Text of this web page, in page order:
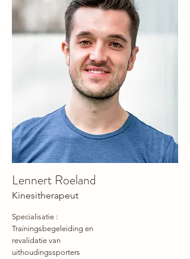
Lennert Roeland
Kinesitherapeut
Specialisatie :
Trainingsbegeleiding en
revalidatie van
uithoudingssporters